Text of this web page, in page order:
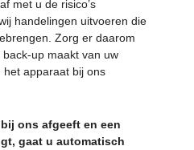
met u de risico’s
handelingen uitvoeren die
Zorg er daarom
up maakt van uw
apparaat bij ons
ons afgeeft en een
gaat u automatisch